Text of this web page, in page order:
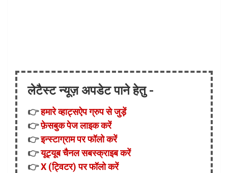
लेटैस्ट न्यूज़ अपडेट पाने हेतु -
👉हमारे व्हाट्सऐप ग्रुप से जुड़ें
👉फ़ेसबुक पेज लाइक करें
👉इन्स्टाग्राम पर फॉलो करें
👉यूट्यूब चैनल सबस्क्राइब करें
👉X (ट्विटर) पर फॉलो करें